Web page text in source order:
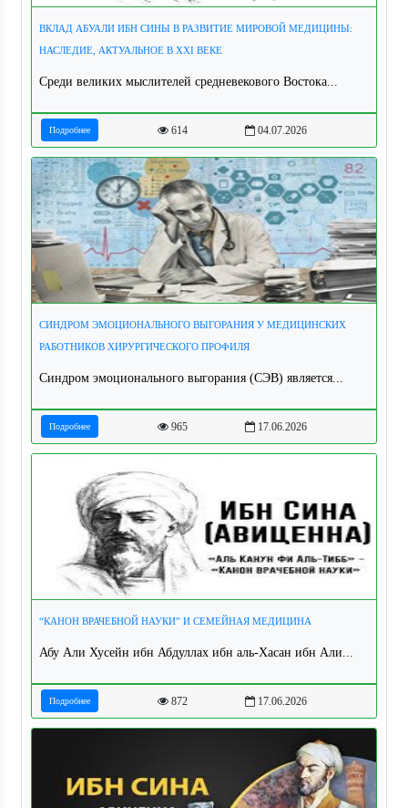
ВКЛАД АБУАЛИ ИБН СИНЫ В РАЗВИТИЕ МИРОВОЙ МЕДИЦИНЫ:
НАСЛЕДИЕ, АКТУАЛЬНОЕ В XXI ВЕКЕ
Среди великих мыслителей средневекового Востока...
Подробнее 614 04.07.2026
СИНДРОМ ЭМОЦИОНАЛЬНОГО ВЫГОРАНИЯ У МЕДИЦИНСКИХ
РАБОТНИКОВ ХИРУРГИЧЕСКОГО ПРОФИЛЯ
Синдром эмоционального выгорания (СЭВ) является...
Подробнее 965 17.06.2026
“КАНОН ВРАЧЕБНОЙ НАУКИ” И СЕМЕЙНАЯ МЕДИЦИНА
Абу Али Хусейн ибн Абдуллах ибн аль-Хасан ибн Али...
Подробнее 872 17.06.2026